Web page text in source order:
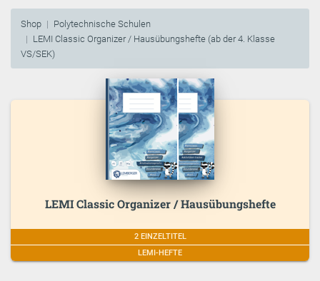
Shop
Polytechnische Schulen
LEMI Classic Organizer / Hausübungshefte (ab der 4. Klasse
VS/SEK)
LEMI Classic Organizer / Hausübungshefte
2 EINZELTITEL
LEMI-HEFTE